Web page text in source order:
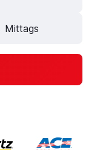
Mittags